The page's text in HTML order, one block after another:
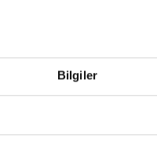
Bilgiler